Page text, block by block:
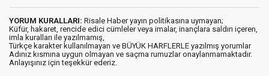
YORUM KURALLARI: Risale Haber yayın politikasına uymayan;
Küfür, hakaret, rencide edici cümleler veya imalar, inançlara saldırı içeren,
imla kuralları ile yazılmamış,
Türkçe karakter kullanılmayan ve BÜYÜK HARFLERLE yazılmış yorumlar
Adınız kısmına uygun olmayan ve saçma rumuzlar onaylanmamaktadır.
Anlayışınız için teşekkür ederiz.